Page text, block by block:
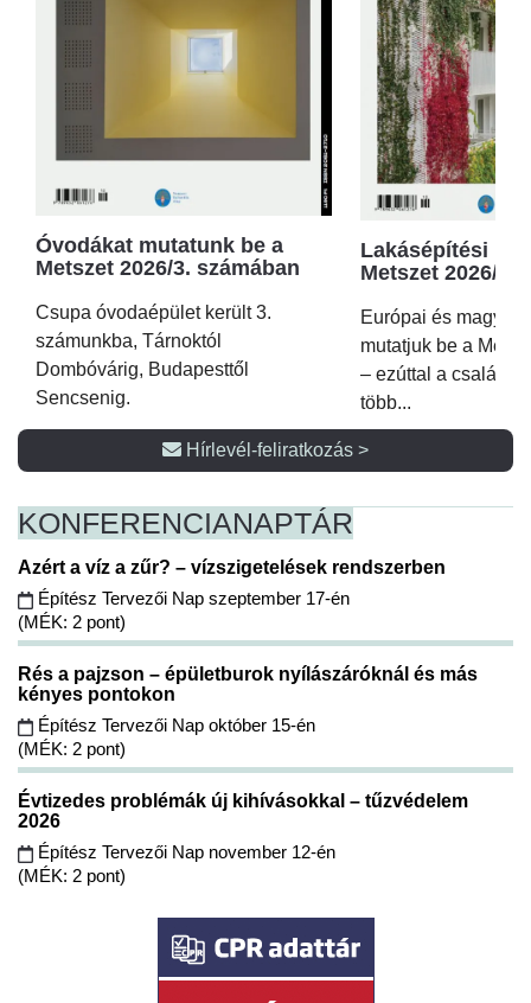
Óvodákat mutatunk be a
Metszet 2026/3. számában
Csupa óvodaépület került 3.
számunkba, Tárnoktól
Dombóvárig, Budapesttől
Sencsenig.
Lakásépítési
Metszet 2026/2.
Európai és magyar
mutatjuk be a
– ezúttal a családi
több...
Hírlevél-feliratkozás >
KONFERENCIANAPTÁR
Azért a víz a zűr? – vízszigetelések rendszerben
Építész Tervezői Nap szeptember 17-én
(MÉK: 2 pont)
Rés a pajzson – épületburok nyílászáróknál és más
kényes pontokon
Építész Tervezői Nap október 15-én
(MÉK: 2 pont)
Évtizedes problémák új kihívásokkal – tűzvédelem
2026
Építész Tervezői Nap november 12-én
(MÉK: 2 pont)